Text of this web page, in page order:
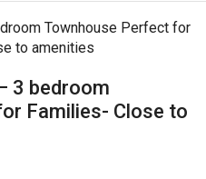
3 bedroom
Families- Close to